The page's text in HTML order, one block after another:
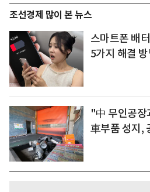
조선경제 많이 본 뉴스
스마트폰 배
5가지 해결
"中 무인공
車부품 성지,